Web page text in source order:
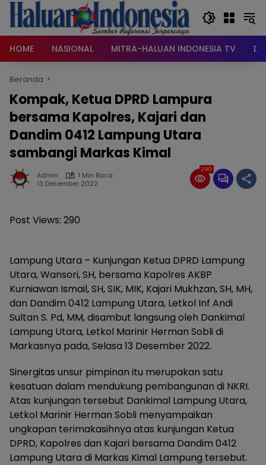
Langsung
konten
HOME
NASIONAL MITRA-HALUAN INDONESIA TV
Beranda
Kompak, Ketua DPRD Lampura
bersama Kapolres, Kajari dan
Dandim 0412 Lampung Utara
sambangi Markas Kimal
Admin
1 Min Baca
13 Desember 2022
290
Post Views: 290
Lampung Utara – Kunjungan Ketua DPRD Lampung
Utara, Wansori, SH, bersama Kapolres AKBP
Kurniawan Ismail, SH, SIK, MIK, Kajari Mukhzan, SH, MH,
dan Dandim 0412 Lampung Utara, Letkol Inf Andi
Sultan S. Pd, MM, disambut langsung oleh Dankimal
Lampung Utara, Letkol Marinir Herman Sobli di
Markasnya pada, Selasa 13 Desember 2022.
Sinergitas unsur pimpinan itu merupakan satu
kesatuan dalam mendukung pembangunan di NKRI.
Atas kunjungan tersebut Dankimal Lampung Utara,
Letkol Marinir Herman Sobli menyampaikan
ungkapan terimakasihnya atas kunjungan Ketua
DPRD, Kapolres dan Kajari bersama Dandim 0412
Lampung Utara di Markas Kimal Lampung tersebut.